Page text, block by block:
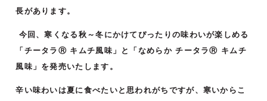
長があります。
今回、寒くなる秋～冬にかけてぴったりの味わいが楽しめる
「チータラⓇ キムチ風味」と「なめらか チータラⓇ キムチ
風味」を発売いたします。
辛い味わいは夏に食べたいと思われがちですが、寒いからこ